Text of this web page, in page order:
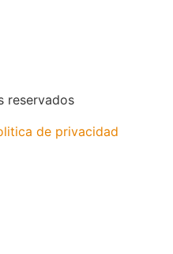
reservados
de privacidad